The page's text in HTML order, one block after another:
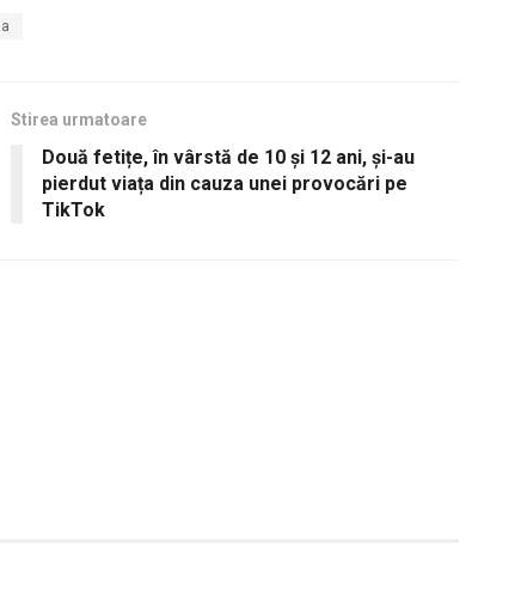
Stirea urmatoare
Două fetițe, în vârstă de 10 și 12 ani, și-au
pierdut viața din cauza unei provocări pe
TikTok